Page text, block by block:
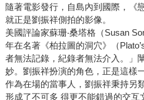
隨著電影發行，自島內到國際，《
就正是劉振祥側拍的影像。
美國評論家蘇珊‧桑塔格（Susan
年在名著《柏拉圖的洞穴》（
者無法記錄，紀錄者無法介入。」
妙。劉振祥扮演的角色，正是這樣
作為在場的當事人，劉振祥秉持另
形成了不可多 得更不能錯過的交互